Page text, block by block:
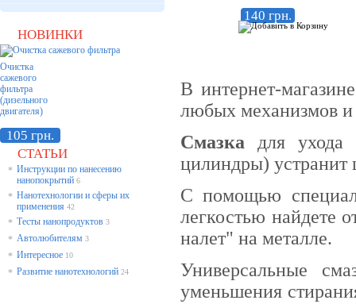
НОВИНКИ
Очистка
сажевого
фильтра
(дизельного
двигателя)
105 грн.
СТАТЬИ
* Инструкции по нанесению
нанопокрытий 6
* Нанотехнологии и сферы их
применения 42
* Тесты нанопродуктов 3
* Автолюбителям 3
* Интересное 10
* Развитие нанотехнологий 24
140 грн.
В интернет-
любых механизмов и
Смазка для ухода
цилиндры) устранит
С помощью
легкостью найдете
налет" на металле.
Универсальные
уменьшения